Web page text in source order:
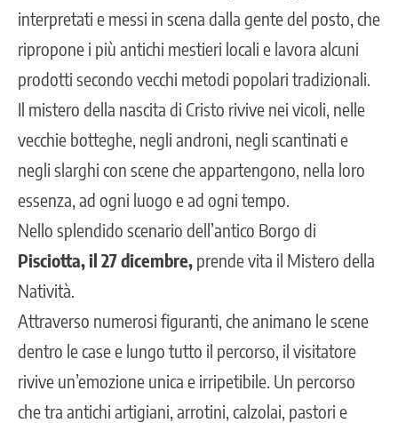
interpretati e messi in scena dalla gente del posto, che
ripropone i più antichi mestieri locali e lavora alcuni
prodotti secondo vecchi metodi popolari tradizionali.
Il mistero della nascita di Cristo rivive nei vicoli, nelle
vecchie botteghe, negli androni, negli scantinati e
negli slarghi con scene che appartengono, nella loro
essenza, ad ogni luogo e ad ogni tempo.
Nello splendido scenario dell’antico Borgo di
Pisciotta, il 27 dicembre, prende vita il Mistero della
Natività.
Attraverso numerosi figuranti, che animano le scene
dentro le case e lungo tutto il percorso, il visitatore
rivive un’emozione unica e irripetibile. Un percorso
che tra antichi artigiani, arrotini, calzolai, pastori e